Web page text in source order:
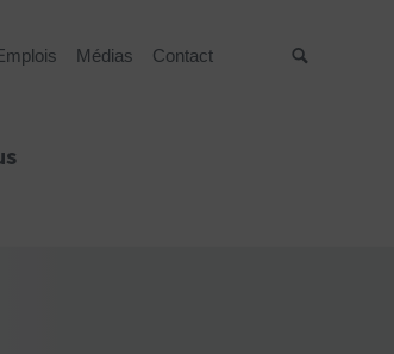
Médias Contact